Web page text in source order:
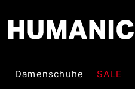
Damenschuhe SALE